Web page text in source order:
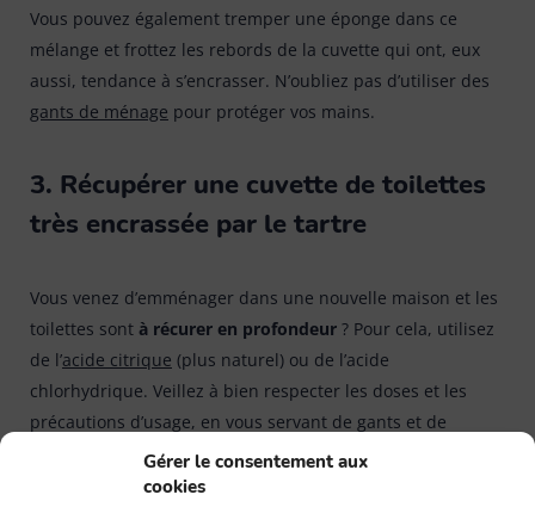
Gérer le consentement aux
cookies
Vous pouvez également tremper une éponge dans ce
mélange et frottez les rebords de la cuvette qui ont, eux
aussi, tendance à s’encrasser. N’oubliez pas d’utiliser des
gants de ménage pour protéger vos mains.
3. Récupérer une cuvette de toilettes
très encrassée par le tartre
Vous venez d’emménager dans une nouvelle maison et les
toilettes sont à récurer en profondeur ? Pour cela, utilisez
de l’acide citrique (plus naturel) ou de l’acide
chlorhydrique. Veillez à bien respecter les doses et les
précautions d’usage, en vous servant de gants et de
lunettes de protection.